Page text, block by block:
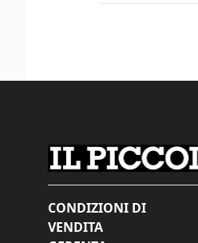
CONDIZIONI DI
VENDITA